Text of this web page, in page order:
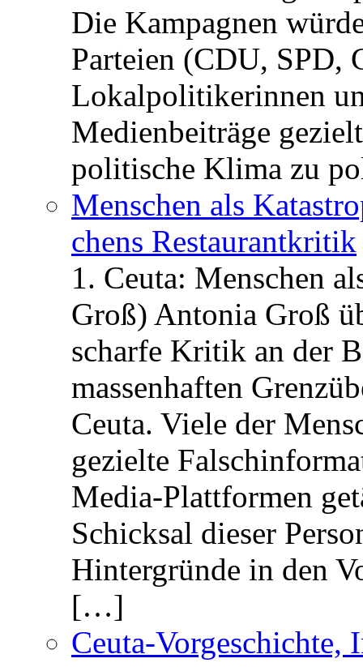
Die Kampagnen
Parteien (CDU, SPD,
Lokalpolitikerinnen
Medienbeiträge
politische Klima zu
Menschen als
chens Restau­rant­kritik
1. Ceuta: Menschen
Groß) Antonia Groß
scharfe Kritik an der
massenhaften
Ceuta. Viele der
gezielte
Media-Plattformen
Schicksal dieser
Hintergründe in den
[…]
Ceuta-Vorgeschichte,